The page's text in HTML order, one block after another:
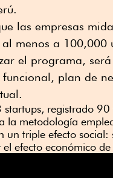
las empresas
menos a 100,000
el programa, será
plan de
registrado
la metodología
un triple efecto
efecto económico